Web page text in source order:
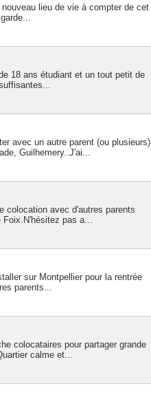
lieu de vie à compter de cet
18 ans étudiant et un tout petit de
avec un autre parent (ou plusieurs)
Guilhemery..J'ai...
colocation avec d'autres parents
Foix.N'hésitez pas a...
sur Montpellier pour la rentrée
parents...
colocataires pour partager grande
calme et...